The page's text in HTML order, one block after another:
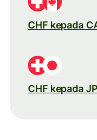
CHF kepada
CHF kepada